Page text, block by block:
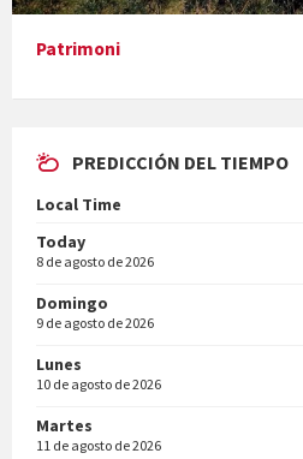
En Bum
Vermuts a la Font. Hit parit
Patrimoni
PREDICCIÓN DEL TIEMPO
Local Time
Today
8 de agosto de 2026
Domingo
9 de agosto de 2026
Lunes
10 de agosto de 2026
Martes
11 de agosto de 2026